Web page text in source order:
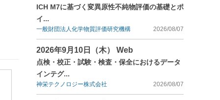
ICH M7に基づく変異原性不純物評価の基礎とポ
イ...
一般財団法人化学物質評価研究機構 2026/08/07
2026年9月10日（木） Web
点検・校正・試験・検査・保全におけるデータ
インテグ...
神栄テクノロジー株式会社 2026/08/07